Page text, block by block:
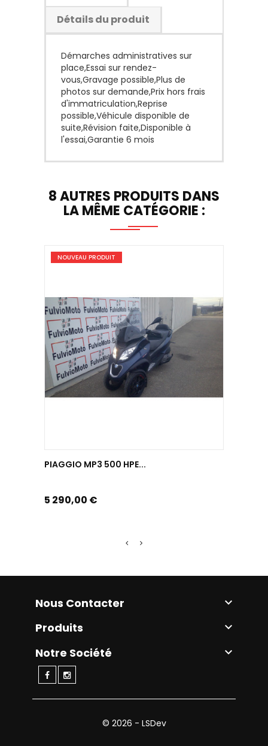
Détails du produit
Démarches administratives sur
place,Essai sur rendez-
vous,Gravage possible,Plus de
photos sur demande,Prix hors frais
d'immatriculation,Reprise
possible,Véhicule disponible de
suite,Révision faite,Disponible à
l'essai,Garantie 6 mois
8 AUTRES PRODUITS DANS
LA MÊME CATÉGORIE :
NOUVEAU PRODUIT
PIAGGIO MP3 500 HPE...
Prix
5 290,00 €
Nous Contacter 
Produits 
Notre Société 
© 2026 - LSDev